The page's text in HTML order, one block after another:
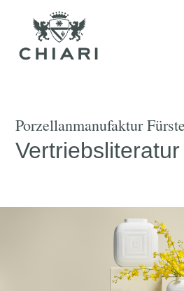
Porzellanmanufaktur
Vertriebsliteratur